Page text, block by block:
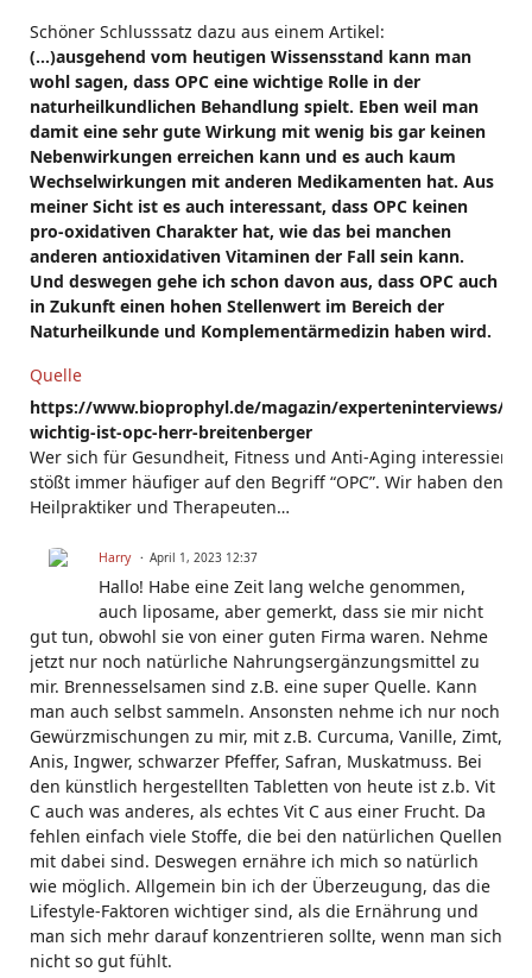
Schöner Schlusssatz dazu aus einem Artikel:
(...)ausgehend vom heutigen Wissensstand kann man
wohl sagen, dass OPC eine wichtige Rolle in der
naturheilkundlichen Behandlung spielt. Eben weil man
damit eine sehr gute Wirkung mit wenig bis gar keinen
Nebenwirkungen erreichen kann und es auch kaum
Wechselwirkungen mit anderen Medikamenten hat. Aus
meiner Sicht ist es auch interessant, dass OPC keinen
pro-oxidativen Charakter hat, wie das bei manchen
anderen antioxidativen Vitaminen der Fall sein kann.
Und deswegen gehe ich schon davon aus, dass OPC auch
in Zukunft einen hohen Stellenwert im Bereich der
Naturheilkunde und Komplementärmedizin haben wird.
Quelle
https://www.bioprophyl.de/magazin/experteninterviews/
wichtig-ist-opc-herr-breitenberger
Wer sich für Gesundheit, Fitness und Anti-Aging interessiert,
stößt immer häufiger auf den Begriff “OPC”. Wir haben den
Heilpraktiker und Therapeuten…
Harry April 1, 2023 12:37
Hallo! Habe eine Zeit lang welche genommen,
auch liposame, aber gemerkt, dass sie mir nicht
gut tun, obwohl sie von einer guten Firma waren. Nehme
jetzt nur noch natürliche Nahrungsergänzungsmittel zu
mir. Brennesselsamen sind z.B. eine super Quelle. Kann
man auch selbst sammeln. Ansonsten nehme ich nur noch
Gewürzmischungen zu mir, mit z.B. Curcuma, Vanille, Zimt,
Anis, Ingwer, schwarzer Pfeffer, Safran, Muskatmuss. Bei
den künstlich hergestellten Tabletten von heute ist z.b. Vit
C auch was anderes, als echtes Vit C aus einer Frucht. Da
fehlen einfach viele Stoffe, die bei den natürlichen Quellen
mit dabei sind. Deswegen ernähre ich mich so natürlich
wie möglich. Allgemein bin ich der Überzeugung, das die
Lifestyle-Faktoren wichtiger sind, als die Ernährung und
man sich mehr darauf konzentrieren sollte, wenn man sich
nicht so gut fühlt.